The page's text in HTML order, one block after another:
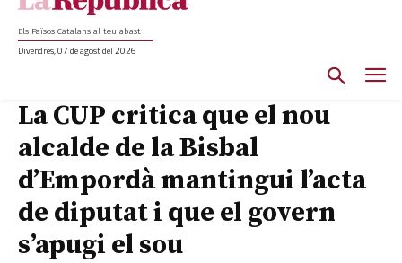
Els Països Catalans al teu abast
Divendres, 07 de agost del 2026
La CUP critica que el nou
alcalde de la Bisbal
d’Empordà mantingui l’acta
de diputat i que el govern
s’apugi el sou